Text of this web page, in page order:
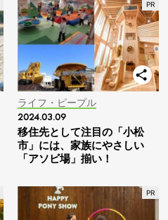
ライフ・ピープル
2024.03.09
移住先として注目の「小松
市」には、家族にやさしい
「アソビ場」揃い！